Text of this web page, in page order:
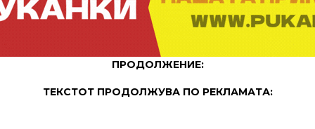
ПРОДОЛЖЕНИЕ:
ТЕКСТОТ ПРОДОЛЖУВА ПО РЕКЛАМАТА: